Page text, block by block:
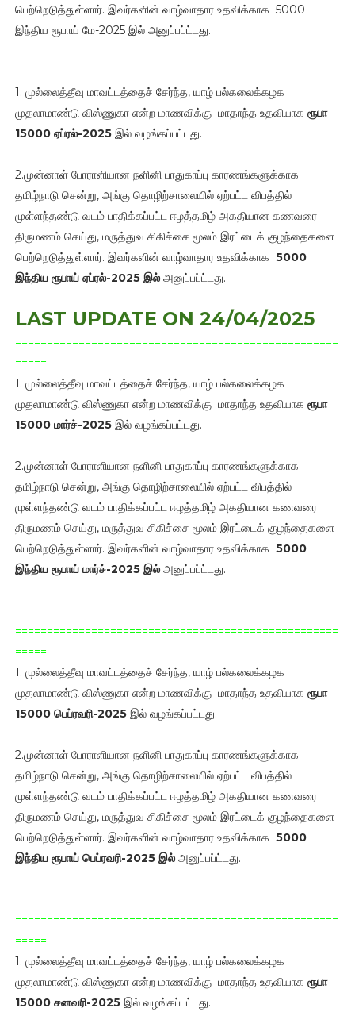
பெற்றெடுத்துள்ளார். இவர்களின் வாழ்வாதார உதவிக்காக 5000
இந்திய ரூபாய் மே-2025 இல் அனுப்பப்ட்டது.
1. முல்லைத்தீவு மாவட்டத்தைச் சேர்ந்த, யாழ் பல்கலைக்கழக
முதலாமாண்டு விஸ்ணுகா என்ற மாணவிக்கு மாதாந்த உதவியாக ரூபா
15000 ஏப்ரல்-2025இல் வழங்கப்பட்டது.
2.முன்னாள் போராளியான நளினி பாதுகாப்பு காரணங்களுக்காக
தமிழ்நாடு சென்று, அங்கு தொழிற்சாலையில் ஏற்பட்ட விபத்தில்
முள்ளந்தண்டு வடம் பாதிக்கப்பட்ட ஈழத்தமிழ் அகதியான கணவரை
திருமணம் செய்து, மருத்துவ சிகிச்சை மூலம் இரட்டைக் குழந்தைகளை
பெற்றெடுத்துள்ளார். இவர்களின் வாழ்வாதார உதவிக்காக 5000
இந்திய ரூபாய் ஏப்ரல்-2025 இல் அனுப்பப்ட்டது.
LAST UPDATE ON 24/04/2025
===================================================
=====
1. முல்லைத்தீவு மாவட்டத்தைச் சேர்ந்த, யாழ் பல்கலைக்கழக
முதலாமாண்டு விஸ்ணுகா என்ற மாணவிக்கு மாதாந்த உதவியாக ரூபா
15000 மார்ச்-2025இல் வழங்கப்பட்டது.
2.முன்னாள் போராளியான நளினி பாதுகாப்பு காரணங்களுக்காக
தமிழ்நாடு சென்று, அங்கு தொழிற்சாலையில் ஏற்பட்ட விபத்தில்
முள்ளந்தண்டு வடம் பாதிக்கப்பட்ட ஈழத்தமிழ் அகதியான கணவரை
திருமணம் செய்து, மருத்துவ சிகிச்சை மூலம் இரட்டைக் குழந்தைகளை
பெற்றெடுத்துள்ளார். இவர்களின் வாழ்வாதார உதவிக்காக 5000
இந்திய ரூபாய் மார்ச்-2025 இல் அனுப்பப்ட்டது.
===================================================
=====
1. முல்லைத்தீவு மாவட்டத்தைச் சேர்ந்த, யாழ் பல்கலைக்கழக
முதலாமாண்டு விஸ்ணுகா என்ற மாணவிக்கு மாதாந்த உதவியாக ரூபா
15000 பெப்ரவரி-2025இல் வழங்கப்பட்டது.
2.முன்னாள் போராளியான நளினி பாதுகாப்பு காரணங்களுக்காக
தமிழ்நாடு சென்று, அங்கு தொழிற்சாலையில் ஏற்பட்ட விபத்தில்
முள்ளந்தண்டு வடம் பாதிக்கப்பட்ட ஈழத்தமிழ் அகதியான கணவரை
திருமணம் செய்து, மருத்துவ சிகிச்சை மூலம் இரட்டைக் குழந்தைகளை
பெற்றெடுத்துள்ளார். இவர்களின் வாழ்வாதார உதவிக்காக 5000
இந்திய ரூபாய் பெப்ரவரி-2025 இல் அனுப்பப்ட்டது.
===================================================
=====
1. முல்லைத்தீவு மாவட்டத்தைச் சேர்ந்த, யாழ் பல்கலைக்கழக
முதலாமாண்டு விஸ்ணுகா என்ற மாணவிக்கு மாதாந்த உதவியாக ரூபா
15000 சனவரி-2025இல் வழங்கப்பட்டது.